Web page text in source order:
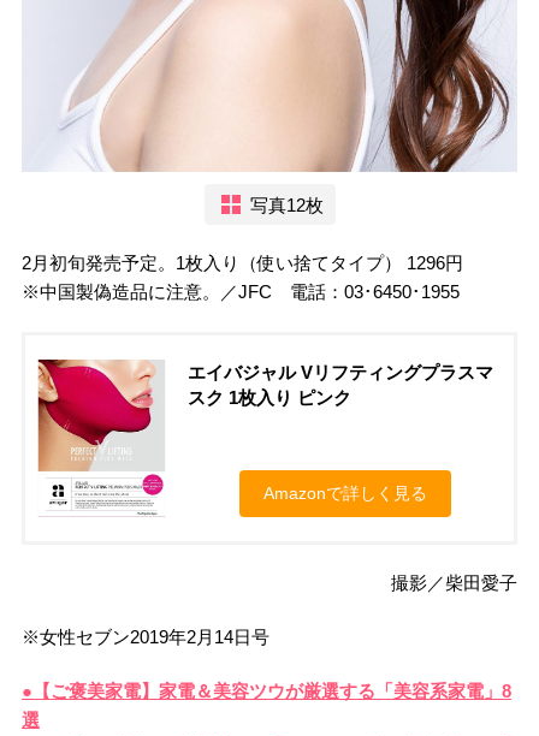
写真12枚
2月初旬発売予定。1枚入り（使い捨てタイプ） 1296円
※中国製偽造品に注意。／JFC 電話：03･6450･1955
エイバジャル Vリフティングプラスマ
スク 1枚入り ピンク
Amazonで詳しく見る
撮影／柴田愛子
※女性セブン2019年2月14日号
●【ご褒美家電】家電＆美容ツウが厳選する「美容系家電」8
選